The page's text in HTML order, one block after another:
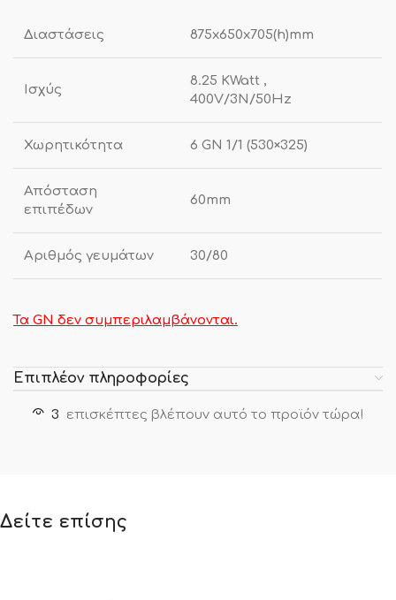
Διαστάσεις 875x650x705(h)mm
Ισχύς
8.25 KWatt ,
400V/3N/50Hz
Χωρητικότητα 6 GN 1/1 (530×325)
Απόσταση
επιπέδων
60mm
Αριθμός γευμάτων 30/80
Τα GN δεν συμπεριλαμβάνονται.
Επιπλέον πληροφορίες
3 επισκέπτες βλέπουν αυτό το προϊόν τώρα!
Δείτε επίσης